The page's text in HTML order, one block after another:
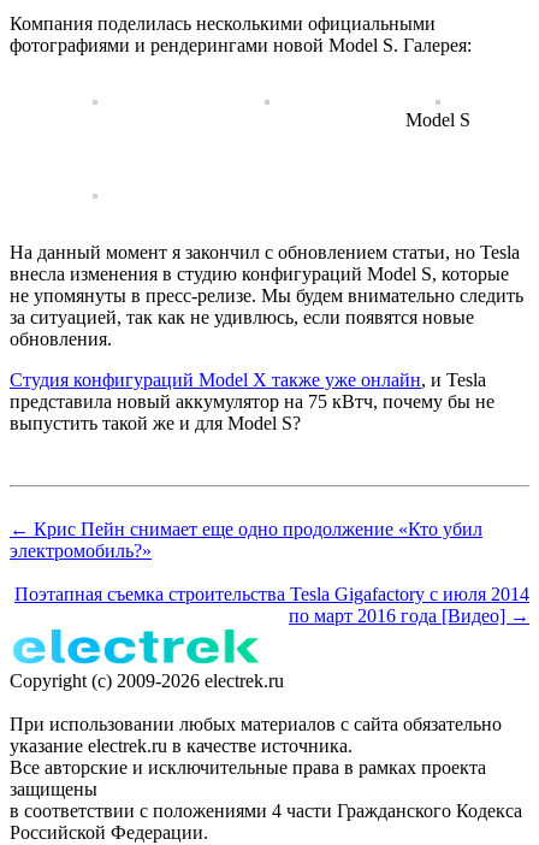
Компания поделилась несколькими официальными
фотографиями и рендерингами новой Model S. Галерея:
Model S
На данный момент я закончил с обновлением статьи, но Tesla
внесла изменения в студию конфигураций Model S, которые
не упомянуты в пресс-релизе. Мы будем внимательно следить
за ситуацией, так как не удивлюсь, если появятся новые
обновления.
Студия конфигураций Model X также уже онлайн, и Tesla
представила новый аккумулятор на 75 кВтч, почему бы не
выпустить такой же и для Model S?
← Крис Пейн снимает еще одно продолжение «Кто убил
электромобиль?»
Поэтапная съемка строительства Tesla Gigafactory с июля 2014
по март 2016 года [Видео] →
Copyright (c) 2009-2026 electrek.ru
При использовании любых материалов с сайта обязательно
указание electrek.ru в качестве источника.
Все авторские и исключительные права в рамках проекта
защищены
в соответствии с положениями 4 части Гражданского Кодекса
Российской Федерации.